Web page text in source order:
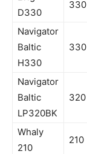
D330
330
Navigator
Baltic
H330
330
Navigator
Baltic
LP320BK
320
Whaly
210
210